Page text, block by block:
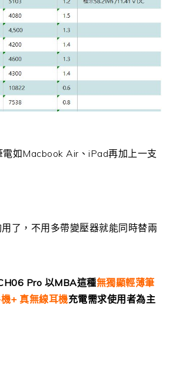
電如Macbook Air、iPad再加上一支
了，不用多帶變壓器就能同時替兩
Pro 以MBA這種無獨顯輕薄筆
+ 真無線耳機充電需求使用者為主